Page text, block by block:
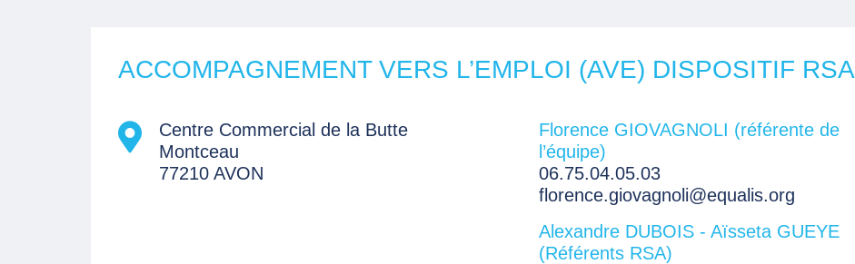
ACCOMPAGNEMENT VERS L’EMPLOI (AVE) DISPOSITIF RSA
Centre Commercial de la Butte
Montceau
77210 AVON
Florence GIOVAGNOLI (référente de
l’équipe)
06.75.04.05.03
florence.giovagnoli@equalis.org
Alexandre DUBOIS - Aïsseta GUEYE
(Référents RSA)